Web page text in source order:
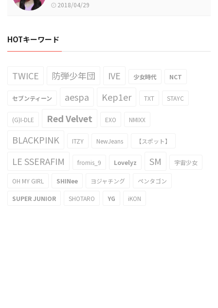
2018/04/29
HOTキーワード
TWICE 防弾少年団 IVE 少女時代 NCT
セブンティーン aespa Kep1er TXT STAYC
(G)I-DLE Red Velvet EXO NMIXX
BLACKPINK ITZY NewJeans 【スポット】
LE SSERAFIM fromis_9 Lovelyz SM 宇宙少女
OH MY GIRL SHINee ヨジャチング ペンタゴン
SUPER JUNIOR SHOTARO YG iKON